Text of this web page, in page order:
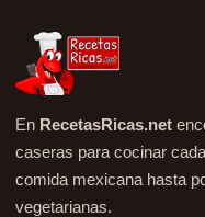
En RecetasRicas.net
caseras para cocinar
comida mexicana hasta
vegetarianas.